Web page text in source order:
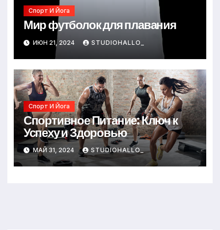
Спорт И Йога
Мир футболок для плавания
ИЮН 21, 2024 STUDIOHALLO_
Спорт И Йога
Спортивное Питание: Ключ к
Успеху и Здоровью
МАЙ 31, 2024 STUDIOHALLO_